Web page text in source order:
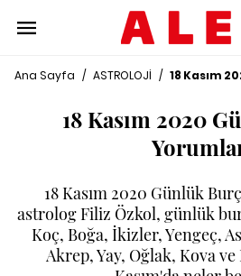
Ana Sayfa / ASTROLOJİ / 18 Kasım
18 Kasım 2020
18 Kasım 2020 Günlük
astrolog Filiz Özkol, günlük
Koç, Boğa, İkizler, Yengeç,
Akrep, Yay, Oğlak, Kova ve